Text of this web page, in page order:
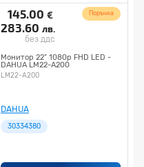
145.00 €
283.60 лв.
без ддс
Поръчка
Монитор 22" 1080p FHD LED -
DAHUA LM22-A200
LM22-A200
DAHUA
30334380